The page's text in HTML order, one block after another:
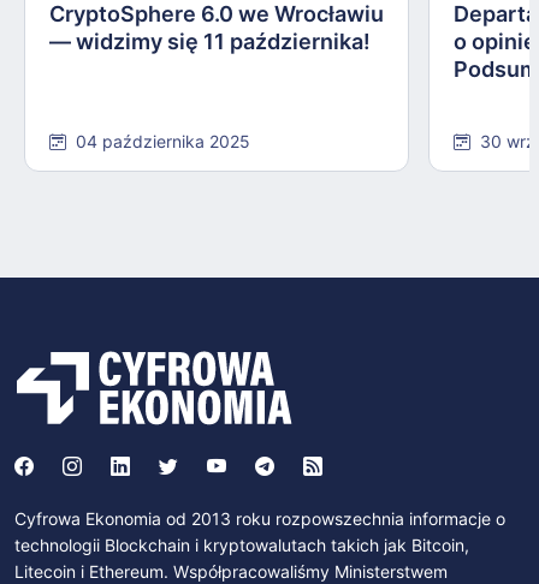
CryptoSphere 6.0 we Wrocławiu
— widzimy się 11 października!
04 października 2025
o opinie
30
Cyfrowa Ekonomia od 2013 roku rozpowszechnia informacje o
technologii Blockchain i kryptowalutach takich jak Bitcoin,
Litecoin i Ethereum. Współpracowaliśmy Ministerstwem